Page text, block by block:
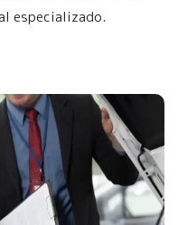
especializado.